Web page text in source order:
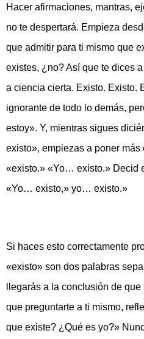
Hacer afirmaciones, mantras,
no te despertará. Empieza
que admitir para ti mismo que
existes, ¿no? Así que te dices
a ciencia cierta. Existo. Existo.
ignorante de todo lo demás,
estoy». Y, mientras sigues
existo», empiezas a poner
«existo.» «Yo… existo.» Decid
«Yo… existo,» yo… existo.»
Si haces esto correctamente
«existo» son dos palabras
llegarás a la conclusión de
que preguntarte a ti mismo,
que existe? ¿Qué es yo?»